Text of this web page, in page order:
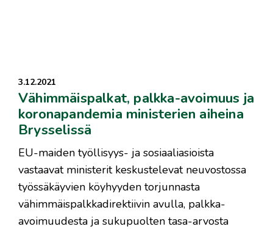
3.12.2021
Vähimmäispalkat, palkka-avoimuus ja
koronapandemia ministerien aiheina
Brysselissä
EU-maiden työllisyys- ja sosiaaliasioista
vastaavat ministerit keskustelevat neuvostossa
työssäkäyvien köyhyyden torjunnasta
vähimmäispalkkadirektiivin avulla, palkka-
avoimuudesta ja sukupuolten tasa-arvosta